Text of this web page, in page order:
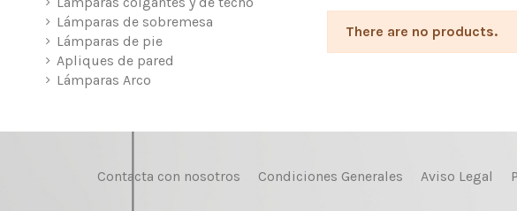
There are no products.
Lámparas de sobremesa
Lámparas de pie
Apliques de pared
Lámparas Arco
Contacta con nosotros Condiciones Generales Aviso Legal